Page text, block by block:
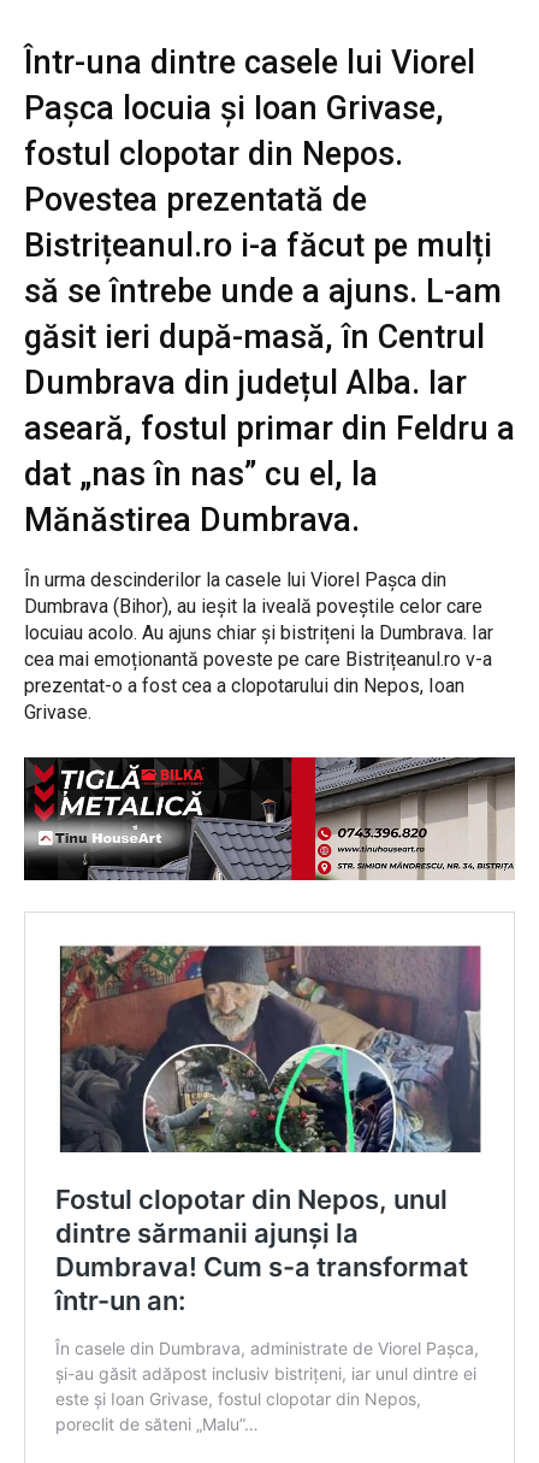
Într-una dintre casele lui Viorel
Pașca locuia și Ioan Grivase,
fostul clopotar din Nepos.
Povestea prezentată de
Bistrițeanul.ro i-a făcut pe mulți
să se întrebe unde a ajuns. L-am
găsit ieri după-masă, în Centrul
Dumbrava din județul Alba. Iar
aseară, fostul primar din Feldru a
dat „nas în nas” cu el, la
Mănăstirea Dumbrava.
În urma descinderilor la casele lui Viorel Pașca din
Dumbrava (Bihor), au ieșit la iveală poveștile celor care
locuiau acolo. Au ajuns chiar și bistrițeni la Dumbrava. Iar
cea mai emoționantă poveste pe care Bistrițeanul.ro v-a
prezentat-o a fost cea a clopotarului din Nepos, Ioan
Grivase.